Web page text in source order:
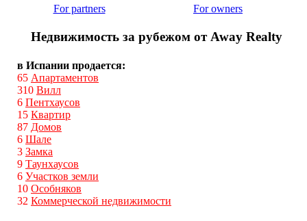
For partners For owners
Недвижимость за рубежом от Away Realty
в Испании продается:
65 Апартаментов
310 Вилл
6 Пентхаусов
15 Квартир
87 Домов
6 Шале
3 Замка
9 Таунхаусов
6 Участков земли
10 Особняков
32 Коммерческой недвижимости